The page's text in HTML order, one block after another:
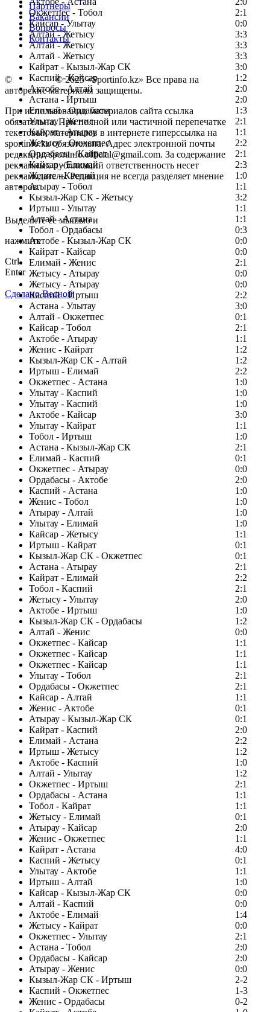
Окжетпес - Тобол
2:1
Кайсар - Улытау
0:0
Алтай - Жетысу
3:3
Алтай - Жетысу
3:3
Алтай - Жетысу
3:3
Кайрат - Кызыл-Жар СК
3:0
Каспий - Кайсар
1:2
Актобе - Алтай
2:0
Астана - Иртыш
2:0
Елимай - Ордабасы
1:3
Улытау - Женис
2:1
Кайрат - Атырау
1:1
Жетысу - Окжетпес
2:2
Ордабасы - Кайрат
2:1
Кайсар - Елимай
2:3
Женис - Каспий
1:0
Атырау - Тобол
1:1
Кызыл-Жар СК - Жетысу
3:2
Иртыш - Улытау
1:1
Алтай - Астана
1:1
Тобол - Ордабасы
0:3
Актобе - Кызыл-Жар СК
0:0
Кайрат - Кайсар
0:0
Елимай - Женис
2:1
Жетысу - Атырау
0:0
Жетысу - Атырау
0:0
Каспий - Иртыш
2:2
Астана - Улытау
3:0
Алтай - Окжетпес
0:1
Кайсар - Тобол
2:1
Актобе - Атырау
1:1
Женис - Кайрат
1:2
Кызыл-Жар СК - Алтай
1:2
Иртыш - Елимай
2:2
Окжетпес - Астана
1:0
Улытау - Каспий
1:0
Улытау - Каспий
1:0
Актобе - Кайсар
3:0
Улытау - Кайрат
1:1
Тобол - Иртыш
1:0
Астана - Кызыл-Жар СК
2:1
Елимай - Каспий
0:1
Окжетпес - Атырау
0:0
Ордабасы - Актобе
2:0
Каспий - Астана
1:0
Женис - Тобол
1:0
Атырау - Алтай
1:0
Улытау - Елимай
1:0
Кайсар - Жетысу
1:1
Иртыш - Кайрат
0:1
Кызыл-Жар СК - Окжетпес
0:1
Астана - Атырау
2:1
Кайрат - Елимай
2:2
Тобол - Каспий
2:1
Жетысу - Улытау
2:0
Актобе - Иртыш
1:0
Кызыл-Жар СК - Ордабасы
1:2
Алтай - Женис
0:0
Окжетпес - Кайсар
1:1
Окжетпес - Кайсар
1:1
Окжетпес - Кайсар
1:1
Улытау - Тобол
2:1
Ордабасы - Окжетпес
2:1
Кайсар - Алтай
1:1
Женис - Актобе
0:1
Атырау - Кызыл-Жар СК
0:1
Кайрат - Каспий
2:0
Елимай - Астана
2:2
Иртыш - Жетысу
1:2
Актобе - Каспий
1:0
Алтай - Улытау
1:2
Окжетпес - Иртыш
2:1
Ордабасы - Астана
1:1
Тобол - Кайрат
1:1
Жетысу - Елимай
0:1
Атырау - Кайсар
2:0
Женис - Окжетпес
1:1
Кайрат - Астана
4:0
Каспий - Жетысу
0:1
Улытау - Актобе
1:1
Иртыш - Алтай
1:0
Кайсар - Кызыл-Жар СК
0:0
Алтай - Каспий
0:0
Актобе - Елимай
1:4
Жетысу - Кайрат
0:0
Окжетпес - Улытау
2:1
Астана - Тобол
2:0
Ордабасы - Кайсар
2:0
Атырау - Женис
0:0
Кызыл-Жар СК - Иртыш
2-2
Каспий - Окжетпес
1-3
Женис - Ордабасы
0-2
Партнеры
Вакансии
Вопросы
Контакты
© Copyright© 2025 «Sportinfo.kz» Все права на
авторские материалы защищены.
При использовании материалов сайта ссылка
обязательна. При полной или частичной перепечатке
текстовых материалов в интернете гиперссылка на
sportinfo.kz обязательна. Адрес электронной почты
редакции: sportinfo.official@gmail.com. За содержание
рекламных публикаций ответственность несет
рекламодатель. Редакция не всегда разделяет мнение
авторов.
Заметили ошибку в тексте?
Выделите ее мышью и
нажмите
Ctrl
Enter
Сделано Весной